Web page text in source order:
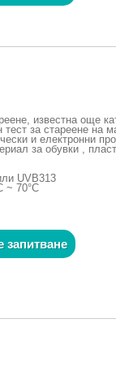
известна още
тест за стареене на
и електронни
за обувки ,
UVB313
~ 70°C
запитване